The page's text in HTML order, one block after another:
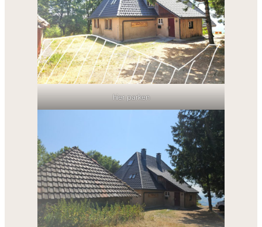
hier parken